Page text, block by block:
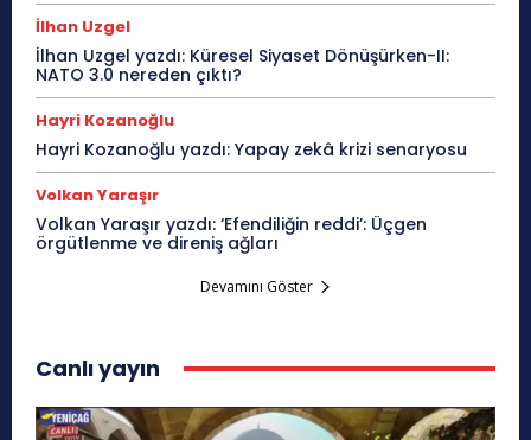
İlhan Uzgel
İlhan Uzgel yazdı: Küresel Siyaset Dönüşürken-II:
NATO 3.0 nereden çıktı?
Hayri Kozanoğlu
Hayri Kozanoğlu yazdı: Yapay zekâ krizi senaryosu
Volkan Yaraşır
Volkan Yaraşır yazdı: ‘Efendiliğin reddi’: Üçgen
örgütlenme ve direniş ağları
Devamını Göster
Canlı yayın